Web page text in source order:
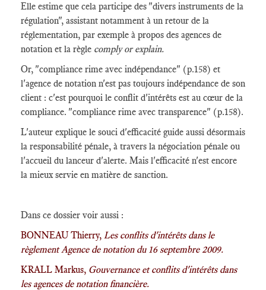
Elle estime que cela participe des "divers instruments de la
régulation", assistant notamment à un retour de la
réglementation, par exemple à propos des agences de
notation et la règle comply or explain.
Or, "compliance rime avec indépendance" (p.158) et
l'agence de notation n'est pas toujours indépendance de son
client : c'est pourquoi le conflit d'intérêts est au cœur de la
compliance. "compliance rime avec transparence" (p.158).
L'auteur explique le souci d'efficacité guide aussi désormais
la responsabilité pénale, à travers la négociation pénale ou
l'accueil du lanceur d'alerte. Mais l'efficacité n'est encore
la mieux servie en matière de sanction.
Dans ce dossier voir aussi :
BONNEAU Thierry, Les conflits d'intérêts dans le
règlement Agence de notation du 16 septembre 2009.
KRALL Markus, Gouvernance et conflits d'intérêts dans
les agences de notation financière.